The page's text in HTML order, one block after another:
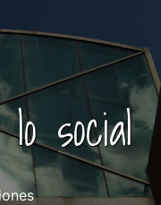
social